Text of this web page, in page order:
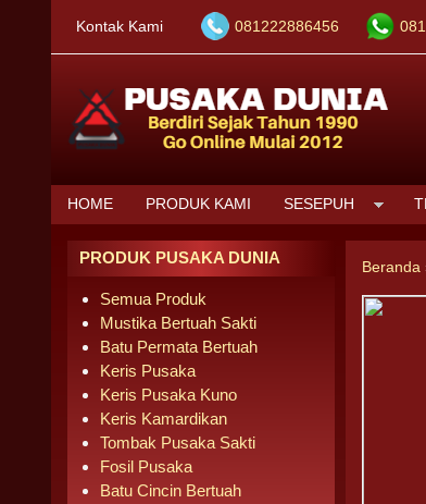
Kontak Kami 081222886456
HOME PRODUK KAMI SESEPUH
Beranda
PRODUK PUSAKA DUNIA
Semua Produk
Mustika Bertuah Sakti
Batu Permata Bertuah
Keris Pusaka
Keris Pusaka Kuno
Keris Kamardikan
Tombak Pusaka Sakti
Fosil Pusaka
Batu Cincin Bertuah